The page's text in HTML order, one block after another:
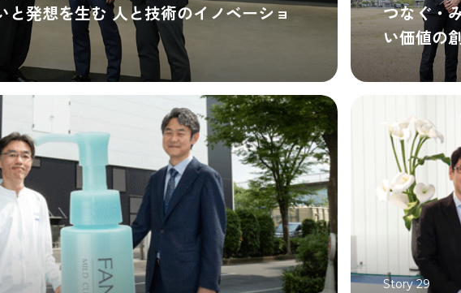
と発想を生む 人と技術のイノベーショ
つなぐ・
い価値の
Story 29